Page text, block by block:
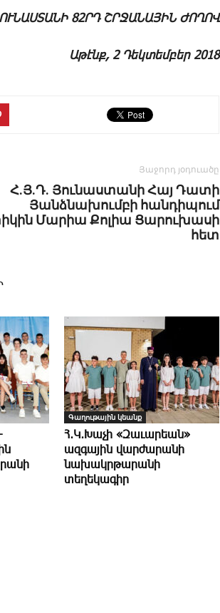
82ՐԴ ՇՐՋԱՆԱՅԻՆ ԺՈՂՈՎ
Ա­թէնք, 2 ­Դեկ­տեմ­բեր 2018
Յաջորդ յօդուածը
Հ.Յ.Դ. Յունաստանի Հայ Դատի
Յանձնախումբի հանդիպում
Մարիա Քոլիա Ցարուխասի
հետ
Գաղութային կեանք
Հ․Կ․Խաչի «Զաւարեան»
ազգային վարժարանի
նախակրթարանի
տեղեկագիր